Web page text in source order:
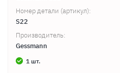
Номер детали (артикул):
S22
Производитель:
Gessmann
1 шт.